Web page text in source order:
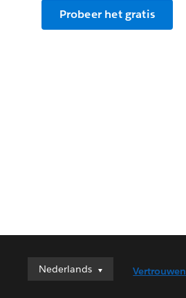
Probeer het gratis
Nederlands
Nederlands
Vertrouwen